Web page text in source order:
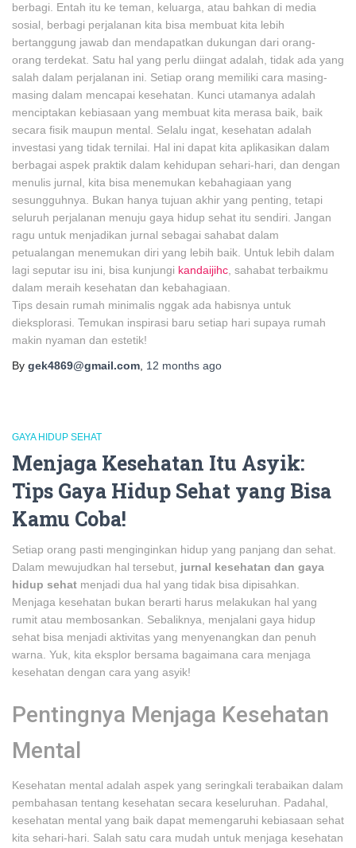
berbagi. Entah itu ke teman, keluarga, atau bahkan di media
sosial, berbagi perjalanan kita bisa membuat kita lebih
bertanggung jawab dan mendapatkan dukungan dari orang-
orang terdekat. Satu hal yang perlu diingat adalah, tidak ada yang
salah dalam perjalanan ini. Setiap orang memiliki cara masing-
masing dalam mencapai kesehatan. Kunci utamanya adalah
menciptakan kebiasaan yang membuat kita merasa baik, baik
secara fisik maupun mental. Selalu ingat, kesehatan adalah
investasi yang tidak ternilai. Hal ini dapat kita aplikasikan dalam
berbagai aspek praktik dalam kehidupan sehari-hari, dan dengan
menulis jurnal, kita bisa menemukan kebahagiaan yang
sesungguhnya. Bukan hanya tujuan akhir yang penting, tetapi
seluruh perjalanan menuju gaya hidup sehat itu sendiri. Jangan
ragu untuk menjadikan jurnal sebagai sahabat dalam
petualangan menemukan diri yang lebih baik. Untuk lebih dalam
lagi seputar isu ini, bisa kunjungi kandaijihc , sahabat terbaikmu
dalam meraih kesehatan dan kebahagiaan.
Tips desain rumah minimalis nggak ada habisnya untuk
dieksplorasi. Temukan inspirasi baru setiap hari supaya rumah
makin nyaman dan estetik!
By gek4869@gmail.com 12 months ago
GAYA HIDUP SEHAT
Menjaga Kesehatan Itu Asyik:
Tips Gaya Hidup Sehat yang Bisa
Kamu Coba!
Setiap orang pasti menginginkan hidup yang panjang dan sehat.
Dalam mewujudkan hal tersebut, jurnal kesehatan dan gaya
hidup sehat menjadi dua hal yang tidak bisa dipisahkan.
Menjaga kesehatan bukan berarti harus melakukan hal yang
rumit atau membosankan. Sebaliknya, menjalani gaya hidup
sehat bisa menjadi aktivitas yang menyenangkan dan penuh
warna. Yuk, kita eksplor bersama bagaimana cara menjaga
kesehatan dengan cara yang asyik!
Pentingnya Menjaga Kesehatan
Mental
Kesehatan mental adalah aspek yang seringkali terabaikan dalam
pembahasan tentang kesehatan secara keseluruhan. Padahal,
kesehatan mental yang baik dapat memengaruhi kebiasaan sehat
kita sehari-hari. Salah satu cara mudah untuk menjaga kesehatan